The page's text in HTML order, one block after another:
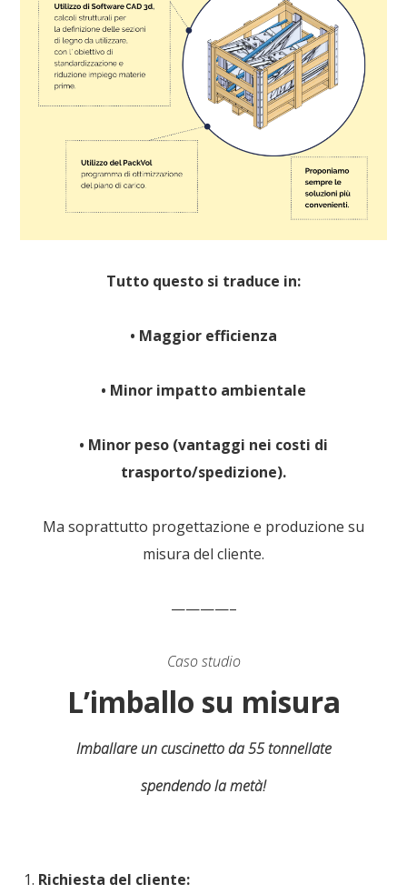
Tutto questo si traduce in:
• Maggior efficienza
• Minor impatto ambientale
• Minor peso (vantaggi nei costi di
trasporto/spedizione).
Ma soprattutto progettazione e produzione su
misura del cliente.
————–
Caso studio
L’imballo su misura
Imballare un cuscinetto da 55 tonnellate
spendendo la metà!
Richiesta del cliente: